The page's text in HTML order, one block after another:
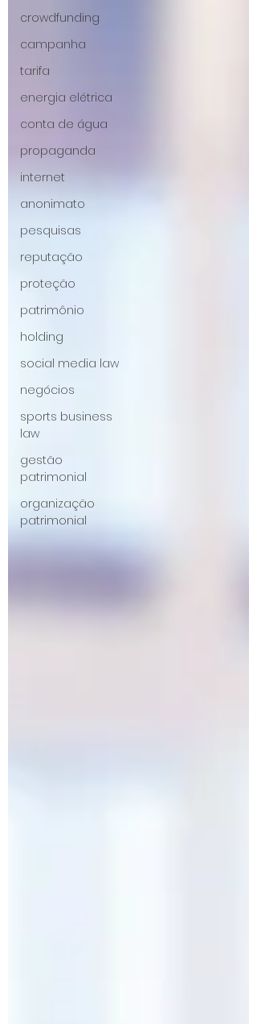
crowdfunding
campanha
tarifa
energia elétrica
conta de água
propaganda
internet
anonimato
pesquisas
reputação
proteção
patrimônio
holding
social media law
negócios
sports business
law
gestão
patrimonial
organização
patrimonial